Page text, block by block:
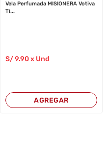
Vela Perfumada MISIONERA Votiva
Ti...
S/9.90x Und
AGREGAR